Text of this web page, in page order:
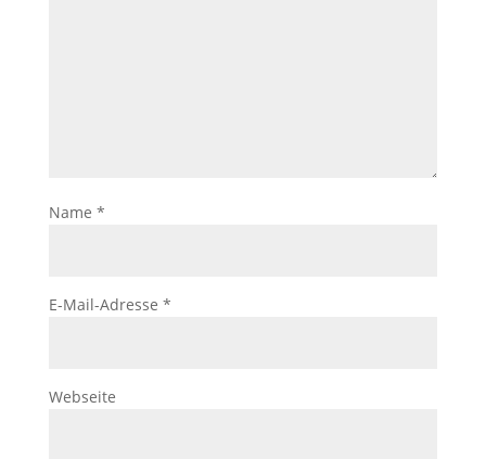
Name *
E-Mail-Adresse *
Webseite